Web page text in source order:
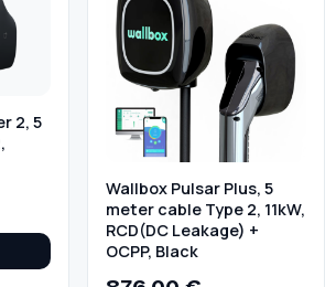
2, 5
Wallbox Pulsar Plus, 5
meter cable Type 2, 11kW,
RCD(DC Leakage) +
OCPP, Black